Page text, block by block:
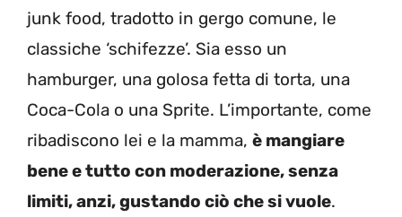
junk food, tradotto in gergo comune, le
classiche ‘schifezze’. Sia esso un
hamburger, una golosa fetta di torta, una
Coca-Cola o una Sprite. L’importante, come
ribadiscono lei e la mamma, è mangiare
bene e tutto con moderazione, senza
limiti, anzi, gustando ciò che si vuole.